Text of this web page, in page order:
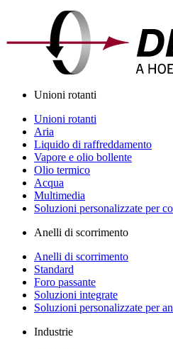
Unioni rotanti
Unioni rotanti
Aria
Liquido di raffreddamento
Vapore e olio bollente
Olio termico
Acqua
Multimedia
Soluzioni personalizzate per
Anelli di scorrimento
Anelli di scorrimento
Standard
Foro passante
Soluzioni integrate
Soluzioni personalizzate per
Industrie